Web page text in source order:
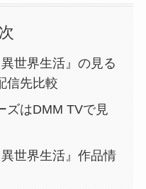
世界生活』の見る
信先比較
ズはDMM TVで見
世界生活』作品情